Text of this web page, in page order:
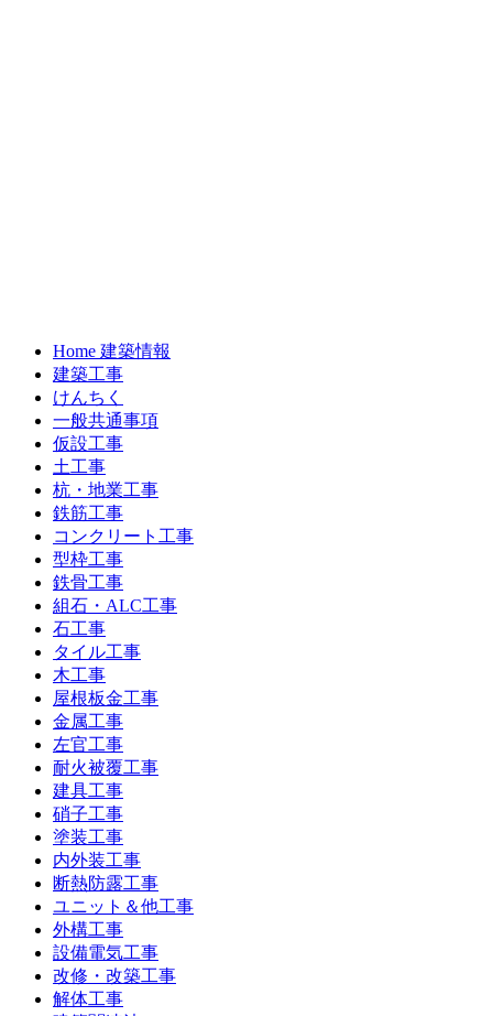
Home 建築情報
建築工事
けんちく
一般共通事項
仮設工事
土工事
杭・地業工事
鉄筋工事
コンクリート工事
型枠工事
鉄骨工事
組石・ALC工事
石工事
タイル工事
木工事
屋根板金工事
金属工事
左官工事
耐火被覆工事
建具工事
硝子工事
塗装工事
内外装工事
断熱防露工事
ユニット＆他工事
外構工事
設備電気工事
改修・改築工事
解体工事